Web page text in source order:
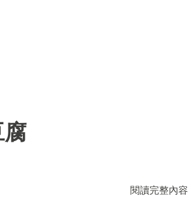
腐
閱讀完整內容